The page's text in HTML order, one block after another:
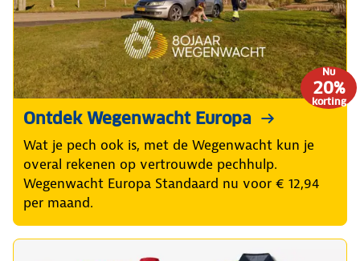
Nu
20%
korting
Ontdek Wegenwacht Europa
Wat je pech ook is, met de Wegenwacht kun je
overal rekenen op vertrouwde pechhulp.
Wegenwacht Europa Standaard nu voor € 12,94
per maand.